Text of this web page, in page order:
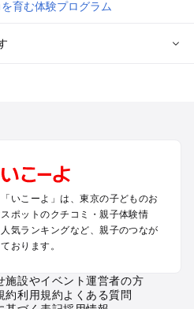
プールお出かけ
自由が丘のプールお出かけ
白・石神井のプールお出かけ
駄ヶ谷のプールお出かけ
・築地・月島のプールお出かけ
・東久留米のプールお出かけ
出かけ
いこーよ」は、東京の子どものお
ポットのクチコミ・親子体験情
気ランキングなど、親子のつなが
おります。
施設やイベント運営者の方
約利用規約よくある質問